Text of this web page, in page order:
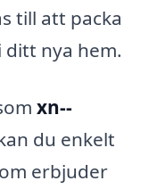
till att packa
nya hem.
xn--
du enkelt
erbjuder